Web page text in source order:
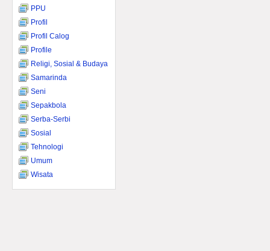
PPU
Profil
Profil Calog
Profile
Religi, Sosial & Budaya
Samarinda
Seni
Sepakbola
Serba-Serbi
Sosial
Tehnologi
Umum
Wisata